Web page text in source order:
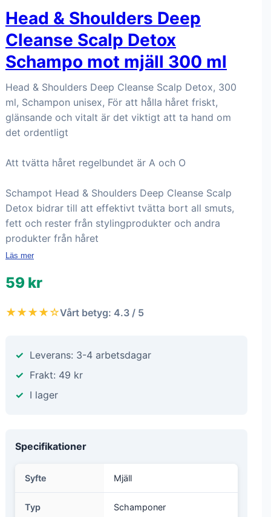
Head & Shoulders Deep
Cleanse Scalp Detox
Schampo mot mjäll 300 ml
Head & Shoulders Deep Cleanse Scalp Detox, 300
ml, Schampon unisex, För att hålla håret friskt,
glänsande och vitalt är det viktigt att ta hand om
det ordentligt
Att tvätta håret regelbundet är A och O
Schampot Head & Shoulders Deep Cleanse Scalp
Detox bidrar till att effektivt tvätta bort all smuts,
fett och rester från stylingprodukter och andra
produkter från håret
Läs mer
59 kr
★★★★☆Vårt betyg: 4.3 / 5
Leverans: 3-4 arbetsdagar
Frakt: 49 kr
I lager
Specifikationer
Syfte Mjäll
Typ Schamponer